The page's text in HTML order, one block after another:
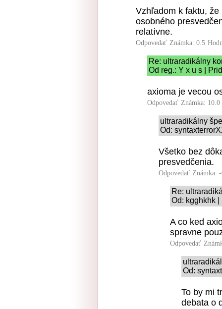
Vzhľadom k faktu,
osobného
relatívne.
Odpovedať Známka: 0.5
Re: ultraradikálny
Od reg.: Y x u s |
axioma je vecou
Odpovedať Známka: 10.0
ultraradikálny
Od:
Všetko bez
presvedčenia.
Odpovedať Známka:
Re:
Od: kgghkhk
A co ked
spravne
Odpovedať
Od:
To by mi
debata o